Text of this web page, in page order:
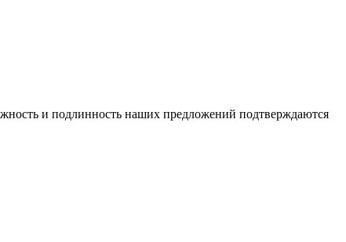
и подлинность наших предложений подтверждаются